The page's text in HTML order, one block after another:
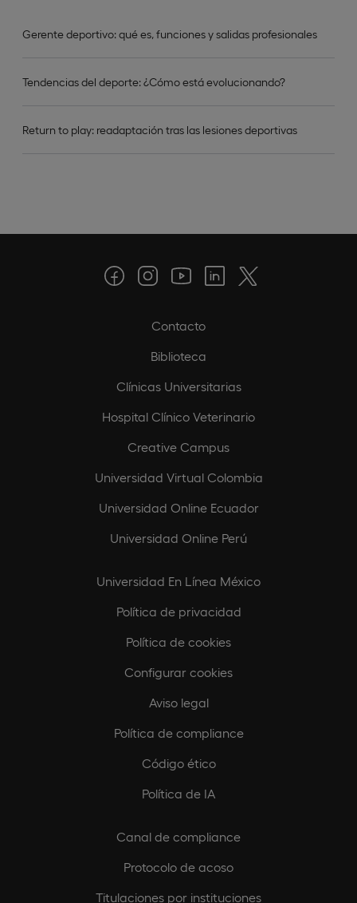
Gerente deportivo: qué es, funciones y salidas profesionales
Tendencias del deporte: ¿Cómo está evolucionando?
Return to play: readaptación tras las lesiones deportivas
Contacto
Biblioteca
Clínicas Universitarias
Hospital Clínico Veterinario
Creative Campus
Universidad Virtual Colombia
Universidad Online Ecuador
Universidad Online Perú
Universidad En Línea México
Política de privacidad
Política de cookies
Configurar cookies
Aviso legal
Política de compliance
Código ético
Política de IA
Canal de compliance
Protocolo de acoso
Titulaciones por instituciones